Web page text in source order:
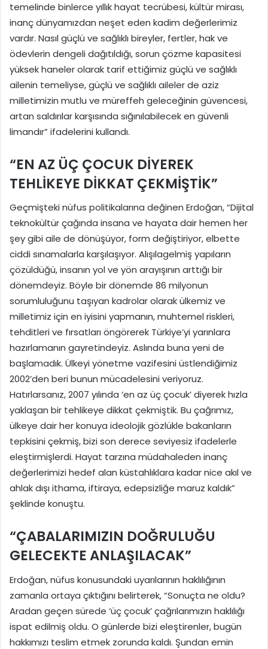
temelinde binlerce yıllık hayat tecrübesi, kültür mirası,
inanç dünyamızdan neşet eden kadim değerlerimiz
vardır. Nasıl güçlü ve sağlıklı bireyler, fertler, hak ve
ödevlerin dengeli dağıtıldığı, sorun çözme kapasitesi
yüksek haneler olarak tarif ettiğimiz güçlü ve sağlıklı
ailenin temeliyse, güçlü ve sağlıklı aileler de aziz
milletimizin mutlu ve müreffeh geleceğinin güvencesi,
artan saldırılar karşısında sığınılabilecek en güvenli
limandır” ifadelerini kullandı.
“EN AZ ÜÇ ÇOCUK DİYEREK
TEHLİKEYE DİKKAT ÇEKMİŞTİK”
Geçmişteki nüfus politikalarına değinen Erdoğan, “Dijital
teknokültür çağında insana ve hayata dair hemen her
şey gibi aile de dönüşüyor, form değiştiriyor, elbette
ciddi sınamalarla karşılaşıyor. Alışılagelmiş yapıların
çözüldüğü, insanın yol ve yön arayışının arttığı bir
dönemdeyiz. Böyle bir dönemde 86 milyonun
sorumluluğunu taşıyan kadrolar olarak ülkemiz ve
milletimiz için en iyisini yapmanın, muhtemel riskleri,
tehditleri ve fırsatları öngörerek Türkiye’yi yarınlara
hazırlamanın gayretindeyiz. Aslında buna yeni de
başlamadık. Ülkeyi yönetme vazifesini üstlendiğimiz
2002’den beri bunun mücadelesini veriyoruz.
Hatırlarsanız, 2007 yılında ‘en az üç çocuk’ diyerek hızla
yaklaşan bir tehlikeye dikkat çekmiştik. Bu çağrımız,
ülkeye dair her konuya ideolojik gözlükle bakanların
tepkisini çekmiş, bizi son derece seviyesiz ifadelerle
eleştirmişlerdi. Hayat tarzına müdahaleden inanç
değerlerimizi hedef alan küstahlıklara kadar nice akıl ve
ahlak dışı ithama, iftiraya, edepsizliğe maruz kaldık”
şeklinde konuştu.
“ÇABALARIMIZIN DOĞRULUĞU
GELECEKTE ANLAŞILACAK”
Erdoğan, nüfus konusundaki uyarılarının haklılığının
zamanla ortaya çıktığını belirterek, “Sonuçta ne oldu?
Aradan geçen sürede ‘üç çocuk’ çağrılarımızın haklılığı
ispat edilmiş oldu. O günlerde bizi eleştirenler, bugün
hakkımızı teslim etmek zorunda kaldı. Şundan emin